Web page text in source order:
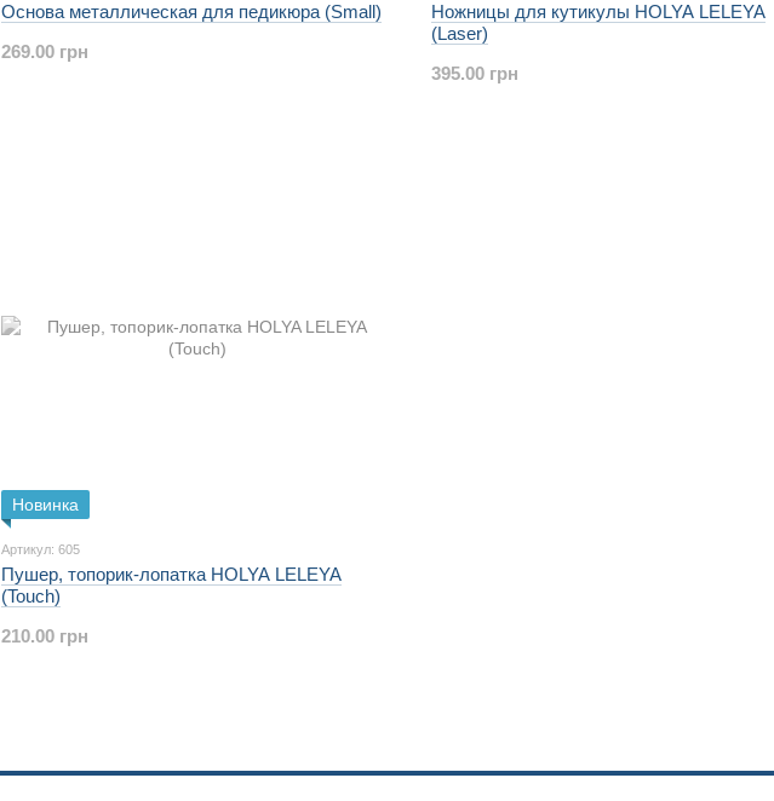
Основа металлическая для педикюра (Small)
269.00 грн
Ножницы для кутикулы HOLYA LELEYA
(Laser)
395.00 грн
Новинка
Артикул: 605
Пушер, топорик-лопатка HOLYA LELEYA
(Touch)
210.00 грн